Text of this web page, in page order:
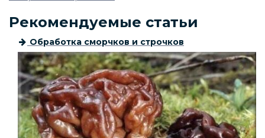
Рекомендуемые статьи
Обработка сморчков и строчков